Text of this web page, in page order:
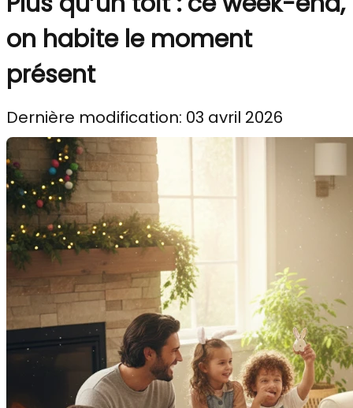
on habite le moment
présent
Dernière modification: 03 avril 2026